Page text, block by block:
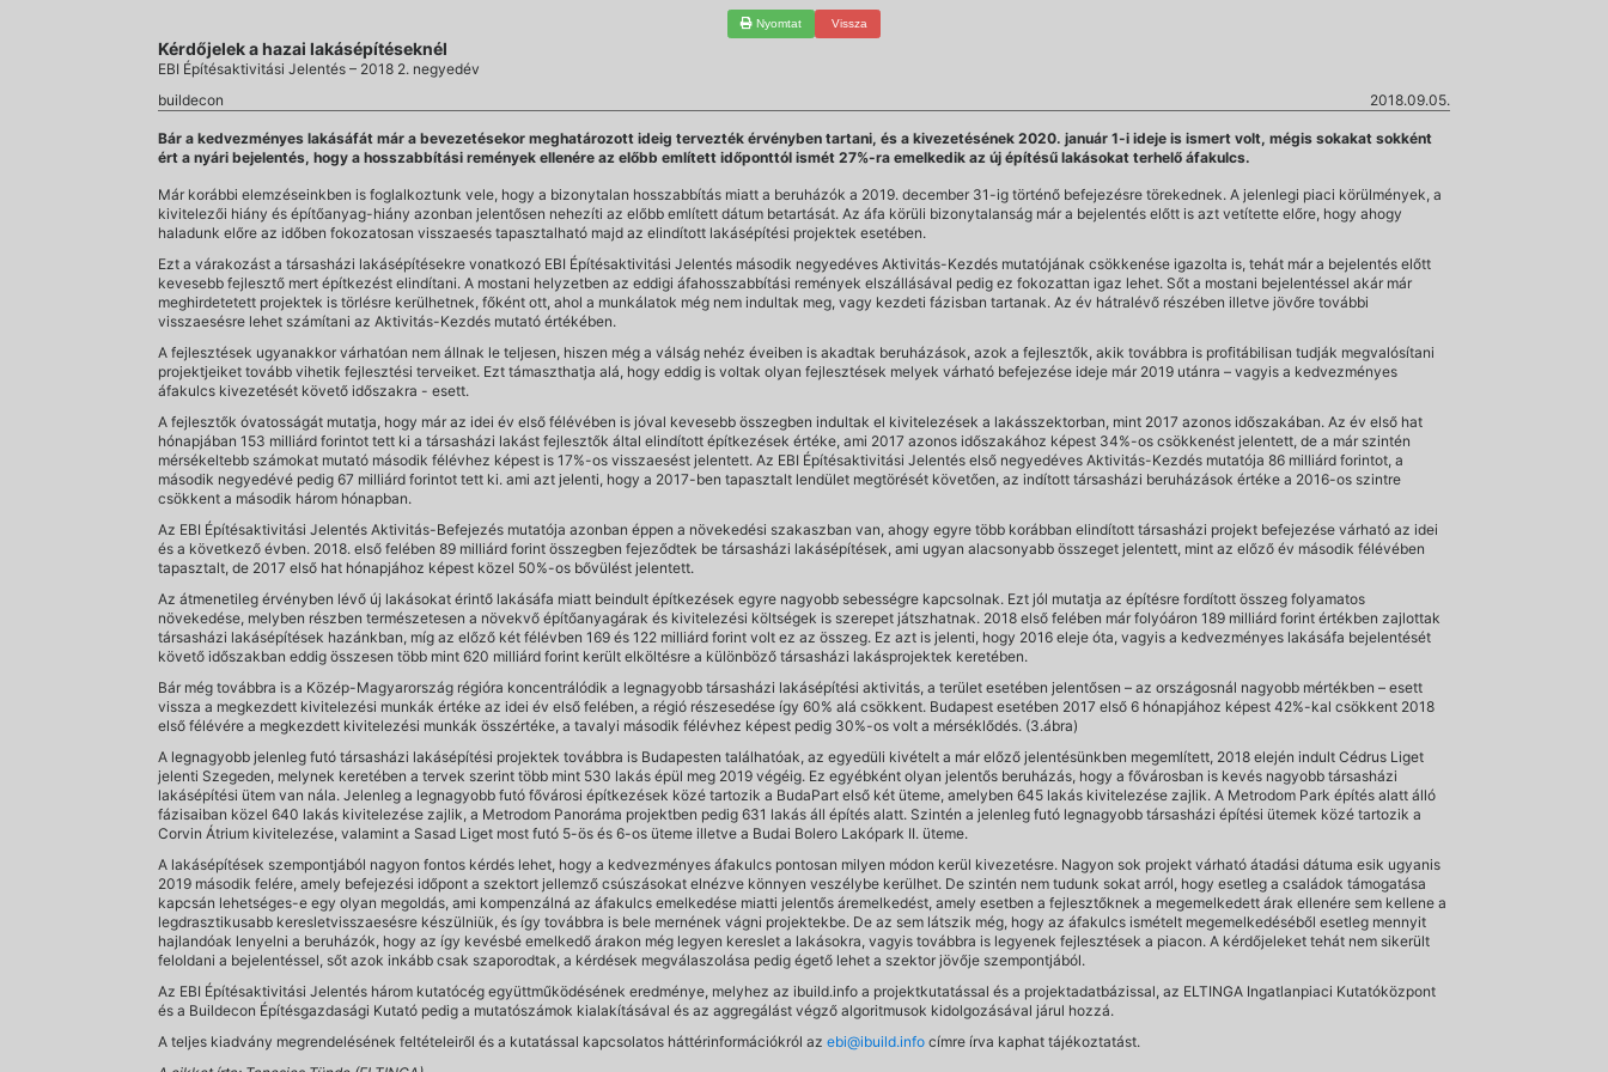
Nyomtat Vissza
Kérdőjelek a hazai lakásépítéseknél
EBI Építésaktivitási Jelentés – 2018 2. negyedév
buildecon
2018.09.05.
Bár a kedvezményes lakásáfát már a bevezetésekor meghatározott ideig tervezték érvényben tartani, és a kivezetésének 2020. január 1-i ideje is ismert volt, mégis sokakat sokként
ért a nyári bejelentés, hogy a hosszabbítási remények ellenére az előbb említett időponttól ismét 27%-ra emelkedik az új építésű lakásokat terhelő áfakulcs.
Már korábbi elemzéseinkben is foglalkoztunk vele, hogy a bizonytalan hosszabbítás miatt a beruházók a 2019. december 31-ig történő befejezésre törekednek. A jelenlegi piaci körülmények, a
kivitelezői hiány és építőanyag-hiány azonban jelentősen nehezíti az előbb említett dátum betartását. Az áfa körüli bizonytalanság már a bejelentés előtt is azt vetítette előre, hogy ahogy
haladunk előre az időben fokozatosan visszaesés tapasztalható majd az elindított lakásépítési projektek esetében.
Ezt a várakozást a társasházi lakásépítésekre vonatkozó EBI Építésaktivitási Jelentés második negyedéves Aktivitás-Kezdés mutatójának csökkenése igazolta is, tehát már a bejelentés előtt
kevesebb fejlesztő mert építkezést elindítani. A mostani helyzetben az eddigi áfahosszabbítási remények elszállásával pedig ez fokozattan igaz lehet. Sőt a mostani bejelentéssel akár már
meghirdetetett projektek is törlésre kerülhetnek, főként ott, ahol a munkálatok még nem indultak meg, vagy kezdeti fázisban tartanak. Az év hátralévő részében illetve jövőre további
visszaesésre lehet számítani az Aktivitás-Kezdés mutató értékében.
A fejlesztések ugyanakkor várhatóan nem állnak le teljesen, hiszen még a válság nehéz éveiben is akadtak beruházások, azok a fejlesztők, akik továbbra is profitábilisan tudják megvalósítani
projektjeiket tovább vihetik fejlesztési terveiket. Ezt támaszthatja alá, hogy eddig is voltak olyan fejlesztések melyek várható befejezése ideje már 2019 utánra – vagyis a kedvezményes
áfakulcs kivezetését követő időszakra - esett.
A fejlesztők óvatosságát mutatja, hogy már az idei év első félévében is jóval kevesebb összegben indultak el kivitelezések a lakásszektorban, mint 2017 azonos időszakában. Az év első hat
hónapjában 153 milliárd forintot tett ki a társasházi lakást fejlesztők által elindított építkezések értéke, ami 2017 azonos időszakához képest 34%-os csökkenést jelentett, de a már szintén
mérsékeltebb számokat mutató második félévhez képest is 17%-os visszaesést jelentett. Az EBI Építésaktivitási Jelentés első negyedéves Aktivitás-Kezdés mutatója 86 milliárd forintot, a
második negyedévé pedig 67 milliárd forintot tett ki. ami azt jelenti, hogy a 2017-ben tapasztalt lendület megtörését követően, az indított társasházi beruházások értéke a 2016-os szintre
csökkent a második három hónapban.
Az EBI Építésaktivitási Jelentés Aktivitás-Befejezés mutatója azonban éppen a növekedési szakaszban van, ahogy egyre több korábban elindított társasházi projekt befejezése várható az idei
és a következő évben. 2018. első felében 89 milliárd forint összegben fejeződtek be társasházi lakásépítések, ami ugyan alacsonyabb összeget jelentett, mint az előző év második félévében
tapasztalt, de 2017 első hat hónapjához képest közel 50%-os bővülést jelentett.
Az átmenetileg érvényben lévő új lakásokat érintő lakásáfa miatt beindult építkezések egyre nagyobb sebességre kapcsolnak. Ezt jól mutatja az építésre fordított összeg folyamatos
növekedése, melyben részben természetesen a növekvő építőanyagárak és kivitelezési költségek is szerepet játszhatnak. 2018 első felében már folyóáron 189 milliárd forint értékben zajlottak
társasházi lakásépítések hazánkban, míg az előző két félévben 169 és 122 milliárd forint volt ez az összeg. Ez azt is jelenti, hogy 2016 eleje óta, vagyis a kedvezményes lakásáfa bejelentését
követő időszakban eddig összesen több mint 620 milliárd forint került elköltésre a különböző társasházi lakásprojektek keretében.
Bár még továbbra is a Közép-Magyarország régióra koncentrálódik a legnagyobb társasházi lakásépítési aktivitás, a terület esetében jelentősen – az országosnál nagyobb mértékben – esett
vissza a megkezdett kivitelezési munkák értéke az idei év első felében, a régió részesedése így 60% alá csökkent. Budapest esetében 2017 első 6 hónapjához képest 42%-kal csökkent 2018
első félévére a megkezdett kivitelezési munkák összértéke, a tavalyi második félévhez képest pedig 30%-os volt a mérséklődés. (3.ábra)
A legnagyobb jelenleg futó társasházi lakásépítési projektek továbbra is Budapesten találhatóak, az egyedüli kivételt a már előző jelentésünkben megemlített, 2018 elején indult Cédrus Liget
jelenti Szegeden, melynek keretében a tervek szerint több mint 530 lakás épül meg 2019 végéig. Ez egyébként olyan jelentős beruházás, hogy a fővárosban is kevés nagyobb társasházi
lakásépítési ütem van nála. Jelenleg a legnagyobb futó fővárosi építkezések közé tartozik a BudaPart első két üteme, amelyben 645 lakás kivitelezése zajlik. A Metrodom Park építés alatt álló
fázisaiban közel 640 lakás kivitelezése zajlik, a Metrodom Panoráma projektben pedig 631 lakás áll építés alatt. Szintén a jelenleg futó legnagyobb társasházi építési ütemek közé tartozik a
Corvin Átrium kivitelezése, valamint a Sasad Liget most futó 5-ös és 6-os üteme illetve a Budai Bolero Lakópark II. üteme.
A lakásépítések szempontjából nagyon fontos kérdés lehet, hogy a kedvezményes áfakulcs pontosan milyen módon kerül kivezetésre. Nagyon sok projekt várható átadási dátuma esik ugyanis
2019 második felére, amely befejezési időpont a szektort jellemző csúszásokat elnézve könnyen veszélybe kerülhet. De szintén nem tudunk sokat arról, hogy esetleg a családok támogatása
kapcsán lehetséges-e egy olyan megoldás, ami kompenzálná az áfakulcs emelkedése miatti jelentős áremelkedést, amely esetben a fejlesztőknek a megemelkedett árak ellenére sem kellene a
legdrasztikusabb keresletvisszaesésre készülniük, és így továbbra is bele mernének vágni projektekbe. De az sem látszik még, hogy az áfakulcs ismételt megemelkedéséből esetleg mennyit
hajlandóak lenyelni a beruházók, hogy az így kevésbé emelkedő árakon még legyen kereslet a lakásokra, vagyis továbbra is legyenek fejlesztések a piacon. A kérdőjeleket tehát nem sikerült
feloldani a bejelentéssel, sőt azok inkább csak szaporodtak, a kérdések megválaszolása pedig égető lehet a szektor jövője szempontjából.
Az EBI Építésaktivitási Jelentés három kutatócég együttműködésének eredménye, melyhez az ibuild.info a projektkutatással és a projektadatbázissal, az ELTINGA Ingatlanpiaci Kutatóközpont
és a Buildecon Építésgazdasági Kutató pedig a mutatószámok kialakításával és az aggregálást végző algoritmusok kidolgozásával járul hozzá.
A teljes kiadvány megrendelésének feltételeiről és a kutatással kapcsolatos háttérinformációkról az ebi@ibuild.info címre írva kaphat tájékoztatást.